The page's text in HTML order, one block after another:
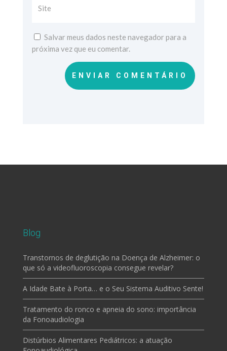
Salvar meus dados neste navegador para a
próxima vez que eu comentar.
ENVIAR COMENTÁRIO
Blog
Transtornos de deglutição na Doença de Alzheimer: o
que só a videofluoroscopia consegue revelar?
A Idade Bate à Porta… e o Seu Sistema Auditivo Sente!
Tratamento do ronco e apneia do sono: importância
da Fonoaudiologia
Distúrbios Alimentares Pediátricos: a atuação